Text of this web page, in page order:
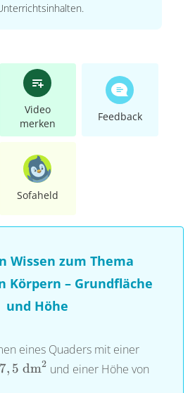
Video
merken
Feedback
Sofaheld
Wissen zum Thema
Körpern – Grundfläche
und Höhe
eines Quaders mit einer
7,5~\text{dm}^2
7, 5 dm2 und einer Höhe von